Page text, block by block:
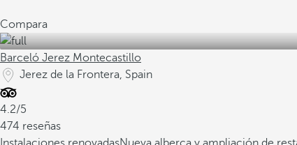
Compara
Barceló Jerez Montecastillo
Jerez de la Frontera, Spain
4.2/5
474 reseñas